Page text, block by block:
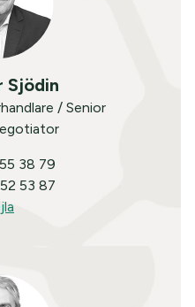
Sjödin
/ Senior
38 79
53 87